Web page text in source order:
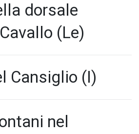
dorsale
(Le)
Cansiglio (I)
nel